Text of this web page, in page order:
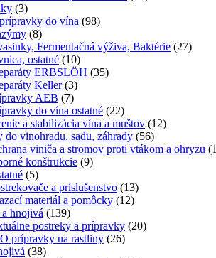
(3)
do vína (98)
(8)
Fermentačná výživa, Baktérie (27)
ostatné (10)
ERBSLÖH (35)
Keller (3)
AEB (7)
do vína ostatné (22)
a stabilizácia vína a muštov (12)
do vinohradu, sadu, záhrady (56)
viniča a stromov proti vtákom a ohryzu
konštrukcie (9)
(5)
a príslušenstvo (13)
materiál a pomôcky (12)
hnojivá (139)
postreky a prípravky (20)
prípravky na rastliny (26)
(38)